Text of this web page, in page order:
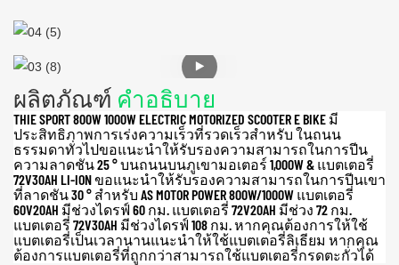
ผลิตภัณฑ์ คำอธิบาย
THIE SPORT 800W 1000W ELECTRIC MOTORIZED SCOOTER E BIKE มี
ประสิทธิภาพการเร่งความเร็วที่รวดเร็วสำหรับ ในถนน
ธรรมดาทั่วไปขอแนะนำให้รับรองความสามารถในการปีน
ความลาดชัน 25 ° บนถนนบนภูเขามอเตอร์ 1,000W & แบตเตอรี่
72V30AH LI-ION ขอแนะนำให้รับรองความสามารถในการปีนเขา
ที่ลาดชัน 30 ° สำหรับ AS MOTOR POWER 800W/1000W แบตเตอรี่
60V20AH มีช่วงไดรฟ์ 60 กม. แบตเตอรี่ 72V20AH มีช่วง 72 กม.
แบตเตอรี่ 72V30AH มีช่วงไดรฟ์ 108 กม. หากคุณต้องการให้ใช้
แบตเตอรี่เป็นเวลานานแนะนำให้ใช้แบตเตอรี่ลิเธียม หากคุณ
ต้องการแบตเตอรี่ที่ถูกกว่าสามารถใช้แบตเตอรี่กรดตะกั่วได้